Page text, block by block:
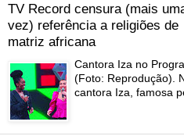
TV Record censura (mais
vez) referência a religiões de
matriz africana
Cantora Iza no
(Foto: Reprodução).
cantora Iza, famosa